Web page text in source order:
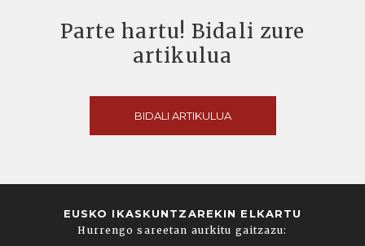
Parte hartu! Bidali zure
artikulua
BIDALI ARTIKULUA
EUSKO IKASKUNTZAREKIN ELKARTU
Hurrengo sareetan aurkitu gaitzazu: